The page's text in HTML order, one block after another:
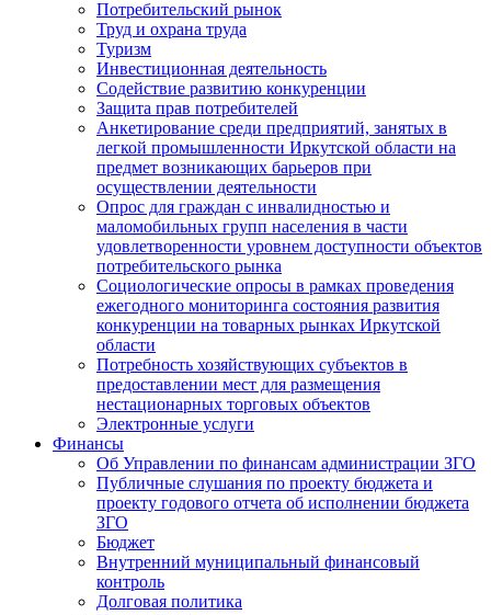
Потребительский рынок
Труд и охрана труда
Туризм
Инвестиционная деятельность
Содействие развитию конкуренции
Защита прав потребителей
Анкетирование среди предприятий, занятых в
легкой промышленности Иркутской области на
предмет возникающих барьеров при
осуществлении деятельности
Опрос для граждан с инвалидностью и
маломобильных групп населения в части
удовлетворенности уровнем доступности объектов
потребительского рынка
Социологические опросы в рамках проведения
ежегодного мониторинга состояния развития
конкуренции на товарных рынках Иркутской
области
Потребность хозяйствующих субъектов в
предоставлении мест для размещения
нестационарных торговых объектов
Электронные услуги
Финансы
Об Управлении по финансам администрации ЗГО
Публичные слушания по проекту бюджета и
проекту годового отчета об исполнении бюджета
ЗГО
Бюджет
Внутренний муниципальный финансовый
контроль
Долговая политика